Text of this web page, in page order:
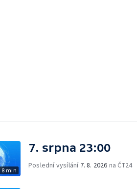
8 min
7. srpna 23:00
Poslední vysílání 7. 8. 2026 na ČT24